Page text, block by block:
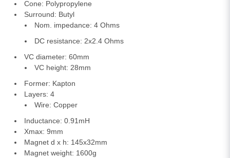
Cone: Polypropylene
Surround: Butyl
Nom. impedance: 4 Ohms
DC resistance: 2x2.4 Ohms
VC diameter: 60mm
VC height: 28mm
Former: Kapton
Layers: 4
Wire: Copper
Inductance: 0.91mH
Xmax: 9mm
Magnet d x h: 145x32mm
Magnet weight: 1600g